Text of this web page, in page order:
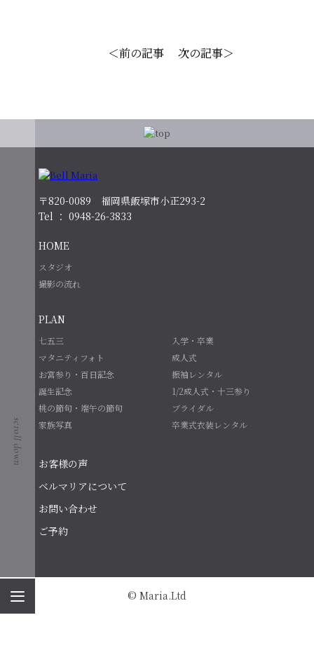
＜前の記事 次の記事＞
〒820-0089 福岡県飯塚市小正293-2
Tel ： 0948-26-3833
HOME
スタジオ
撮影の流れ
PLAN
七五三
入学・卒業
マタニティフォト
成人式
お宮参り・百日記念
振袖レンタル
誕生記念
1/2成人式・十三参り
桃の節句・端午の節句
ブライダル
家族写真
卒業式衣装レンタル
お客様の声
ベルマリアについて
お問い合わせ
ご予約
© Maria.Ltd